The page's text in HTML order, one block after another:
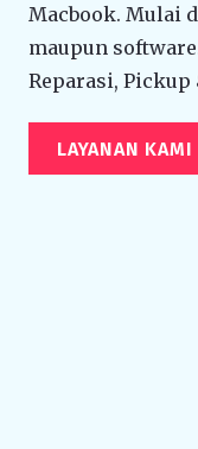
Macbook. Mulai
maupun
Reparasi, Pickup
LAYANAN KAMI